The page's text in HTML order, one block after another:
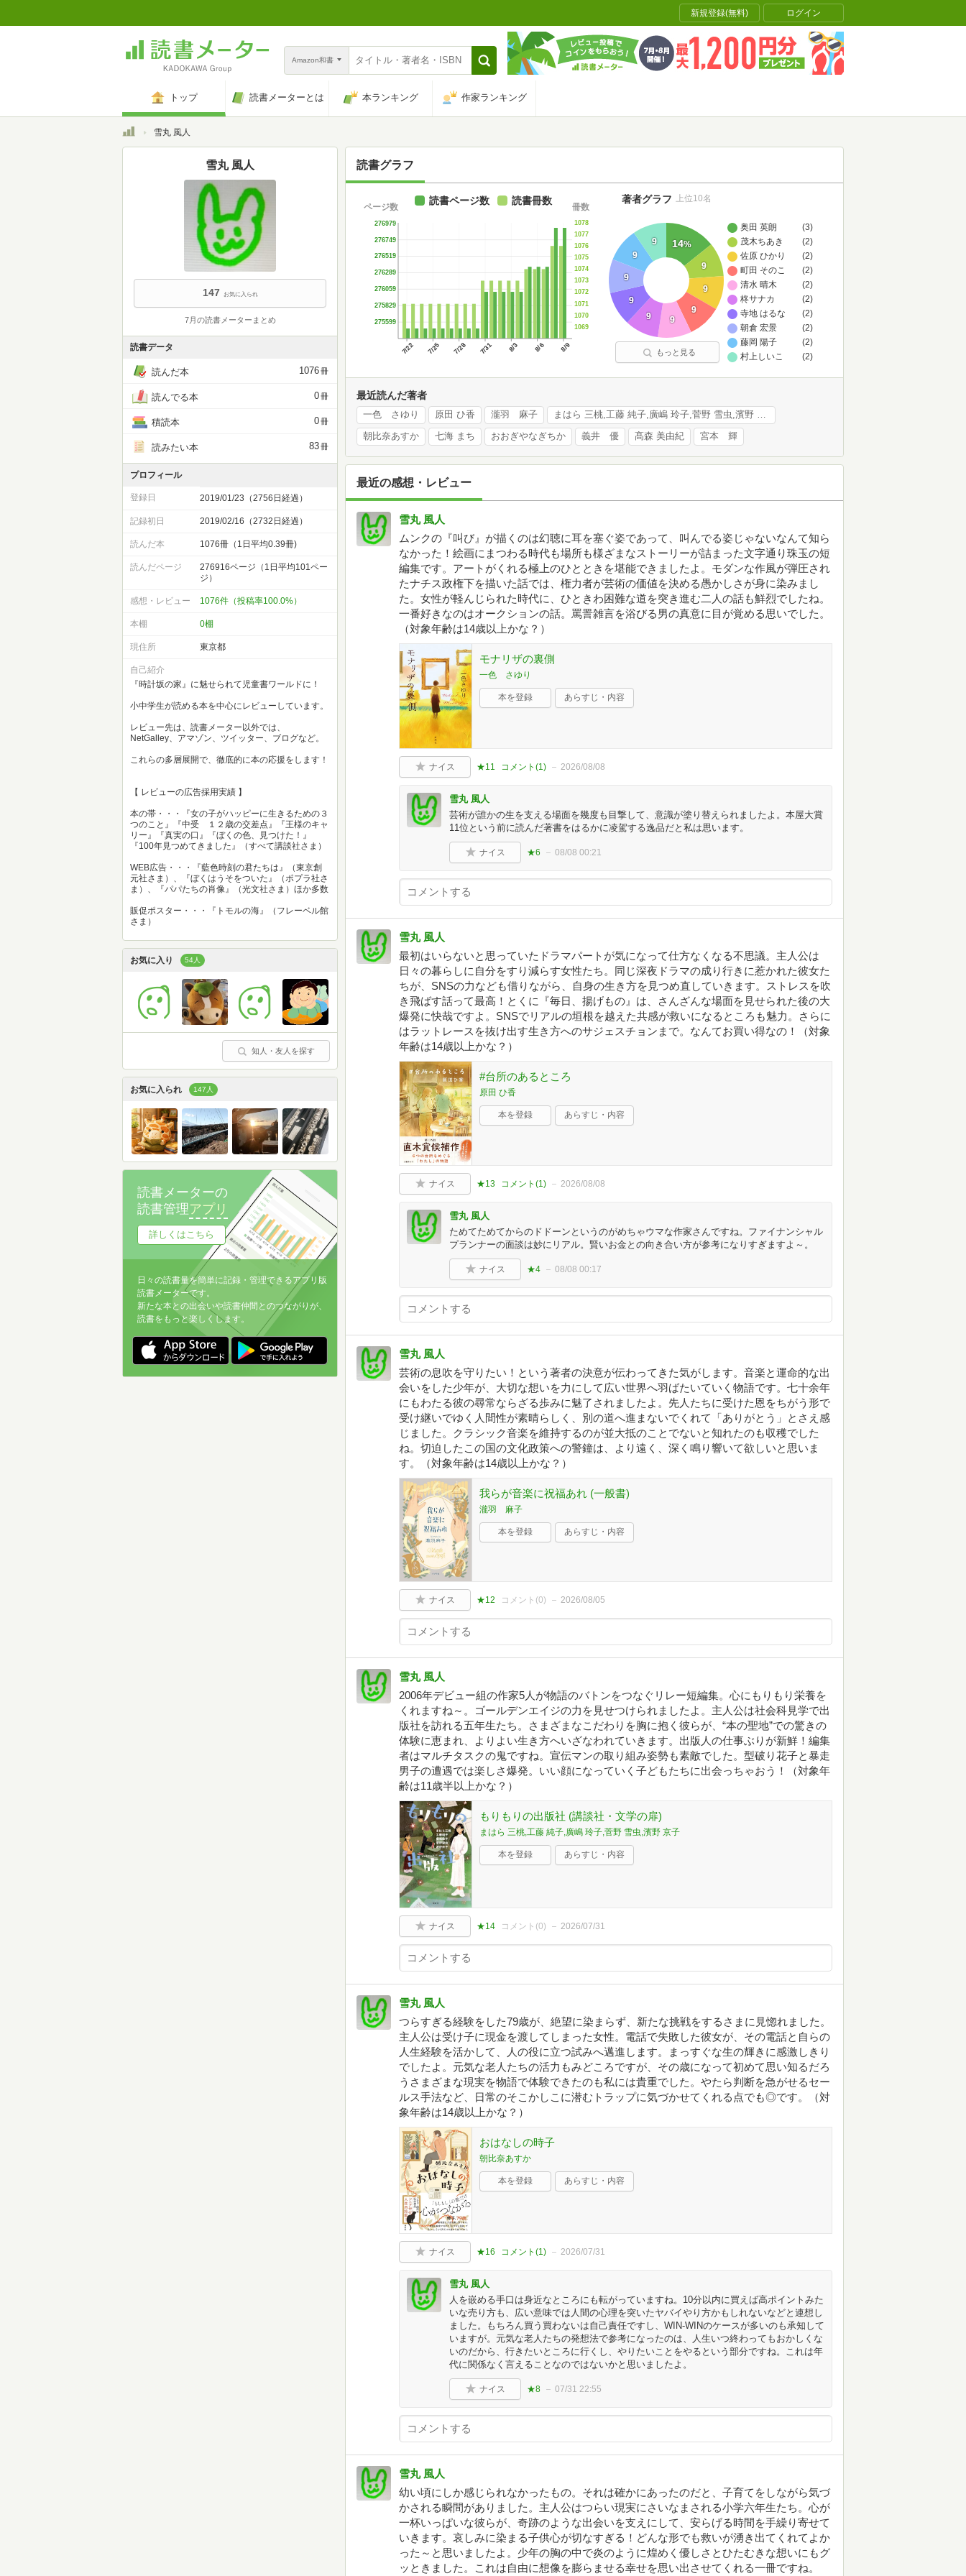
新規登録(無料) ログイン
Amazon和書
トップ 読書メーターとは 本ランキング 作家ランキング
トップ雪丸 風人
読書グラフ
7/22 7/25 7/28 7/31 8/3 8/6 8/9
275599
275829
276059
276289
276519
276749
276979
ページ数
1069
1070
1071
1072
1073
1074
1075
1076
1077
1078
冊数
読書ページ数 読書冊数
奥田 英朗
(3)
茂木ちあき
(2)
佐原 ひかり
(2)
町田 そのこ
(2)
清水 晴木
(2)
柊サナカ
(2)
寺地 はるな
(2)
朝倉 宏景
(2)
藤岡 陽子
(2)
村上しいこ
(2)
14%
9
9
9
9
9
9
9
9
9
著者グラフ 上位10名
もっと見る
最近読んだ著者
一色 さゆり 原田 ひ香 瀧羽 麻子 まはら 三桃,工藤 純子,廣嶋 玲子,菅野 雪虫,濱野 京子
朝比奈あすか 七海 まち おおぎやなぎちか 義井 優 髙森 美由紀 宮本 輝
最近の感想・レビュー
雪丸 風人
ムンクの『叫び』が描くのは幻聴に耳を塞ぐ姿であって、叫んでる姿じゃないなんて知ら
なかった！絵画にまつわる時代も場所も様ざまなストーリーが詰まった文字通り珠玉の短
編集です。アートがくれる極上のひとときを堪能できましたよ。モダンな作風が弾圧され
たナチス政権下を描いた話では、権力者が芸術の価値を決める愚かしさが身に染みまし
た。女性が軽んじられた時代に、ひときわ困難な道を突き進む二人の話も鮮烈でしたね。
一番好きなのはオークションの話。罵詈雑言を浴びる男の真意に目が覚める思いでした。
（対象年齢は14歳以上かな？）
モナリザの裏側
一色 さゆり
本を登録 あらすじ・内容
ナイス ★11 コメント(1) 2026/08/08
雪丸 風人
芸術が誰かの生を支える場面を幾度も目撃して、意識が塗り替えられましたよ。本屋大賞
11位という前に読んだ著書をはるかに凌駕する逸品だと私は思います。
ナイス ★6 08/08 00:21
雪丸 風人
最初はいらないと思っていたドラマパートが気になって仕方なくなる不思議。主人公は
日々の暮らしに自分をすり減らす女性たち。同じ深夜ドラマの成り行きに惹かれた彼女た
ちが、SNSの力なども借りながら、自身の生き方を見つめ直していきます。ストレスを吹
き飛ばす話って最高！とくに『毎日、揚げもの』は、さんざんな場面を見せられた後の大
爆発に快哉ですよ。SNSでリアルの垣根を越えた共感が救いになるところも魅力。さらに
はラットレースを抜け出す生き方へのサジェスチョンまで。なんてお買い得なの！（対象
年齢は14歳以上かな？）
#台所のあるところ
原田 ひ香
本を登録 あらすじ・内容
ナイス ★13 コメント(1) 2026/08/08
雪丸 風人
ためてためてからのドドーンというのがめちゃウマな作家さんですね。ファイナンシャル
プランナーの面談は妙にリアル。賢いお金との向き合い方が参考になりすぎますよ～。
ナイス ★4 08/08 00:17
雪丸 風人
芸術の息吹を守りたい！という著者の決意が伝わってきた気がします。音楽と運命的な出
会いをした少年が、大切な想いを力にして広い世界へ羽ばたいていく物語です。七十余年
にもわたる彼の尋常ならざる歩みに魅了されましたよ。先人たちに受けた恩をちがう形で
受け継いでゆく人間性が素晴らしく、別の道へ進まないでくれて「ありがとう」とさえ感
じました。クラシック音楽を維持するのが並大抵のことでないと知れたのも収穫でした
ね。切迫したこの国の文化政策への警鐘は、より遠く、深く鳴り響いて欲しいと思いま
す。（対象年齢は14歳以上かな？）
我らが音楽に祝福あれ (一般書)
瀧羽 麻子
本を登録 あらすじ・内容
ナイス ★12 コメント(0) 2026/08/05
雪丸 風人
2006年デビュー組の作家5人が物語のバトンをつなぐリレー短編集。心にもりもり栄養を
くれますね～。ゴールデンエイジの力を見せつけられましたよ。主人公は社会科見学で出
版社を訪れる五年生たち。さまざまなこだわりを胸に抱く彼らが、“本の聖地”での驚きの
体験に恵まれ、よりよい生き方へいざなわれていきます。出版人の仕事ぶりが新鮮！編集
者はマルチタスクの鬼ですね。宣伝マンの取り組み姿勢も素敵でした。型破り花子と暴走
男子の遭遇では楽しさ爆発。いい顔になっていく子どもたちに出会っちゃおう！（対象年
齢は11歳半以上かな？）
もりもりの出版社 (講談社・文学の扉)
まはら 三桃,工藤 純子,廣嶋 玲子,菅野 雪虫,濱野 京子
本を登録 あらすじ・内容
ナイス ★14 コメント(0) 2026/07/31
雪丸 風人
つらすぎる経験をした79歳が、絶望に染まらず、新たな挑戦をするさまに見惚れました。
主人公は受け子に現金を渡してしまった女性。電話で失敗した彼女が、その電話と自らの
人生経験を活かして、人の役に立つ試みへ邁進します。まっすぐな生の輝きに感激しきり
でしたよ。元気な老人たちの活力もみどころですが、その歳になって初めて思い知るだろ
うさまざまな現実を物語で体験できたのも私には貴重でした。やたら判断を急がせるセー
ルス手法など、日常のそこかしこに潜むトラップに気づかせてくれる点でも◎です。（対
象年齢は14歳以上かな？）
おはなしの時子
朝比奈あすか
本を登録 あらすじ・内容
ナイス ★16 コメント(1 ) 2026/07/31
雪丸 風人
人を嵌める手口は身近なところにも転がっていますね。10分以内に買えば高ポイントみた
いな売り方も、広い意味では人間の心理を突いたヤバイやり方かもしれないなどと連想し
ました。もちろん買う買わないは自己責任ですし、WIN-WINのケースが多いのも承知して
いますが。元気な老人たちの発想法で参考になったのは、人生いつ終わってもおかしくな
いのだから、行きたいところに行くし、やりたいことをやるという部分ですね。これは年
代に関係なく言えることなのではないかと思いましたよ。
ナイス ★8 07/31 22:55
雪丸 風人
幼い頃にしか感じられなかったもの。それは確かにあったのだと、子育てをしながら気づ
かされる瞬間がありました。主人公はつらい現実にさいなまされる小学六年生たち。心が
一杯いっぱいな彼らが、奇跡のような出会いを支えにして、安らげる時間を手繰り寄せて
いきます。哀しみに染まる子供心が切なすぎる！どんな形でも救いが湧き出てくれてよか
った～と思いましたよ。少年の胸の中で炎のように煌めく優しさとひたむきな想いにもグ
ッときました。これは自由に想像を膨らませる幸せを思い出させてくれる一冊ですね。
雪丸 風人
147 お気に入られ
7月の読書メーターまとめ
読書データ
読んだ本 1076冊
読んでる本 0冊
積読本 0冊
読みたい本 83冊
プロフィール
登録日 2019/01/23（2756日経過）
記録初日 2019/02/16（2732日経過）
読んだ本 1076冊（1日平均0.39冊)
読んだページ
276916ページ（1日平均101ペー
ジ）
感想・レビュー 1076件（投稿率100.0%）
本棚 0棚
現住所 東京都
自己紹介
『時計坂の家』に魅せられて児童書ワールドに！
小中学生が読める本を中心にレビューしています。
レビュー先は、読書メーター以外では、
NetGalley、アマゾン、ツイッター、ブログなど。
これらの多層展開で、徹底的に本の応援をします！
【 レビューの広告採用実績 】
本の帯・・・『女の子がハッピーに生きるための３
つのこと』『中受 １２歳の交差点』『王様のキャ
リー』『真実の口』『ぼくの色、見つけた！』
『100年見つめてきました』（すべて講談社さま）
WEB広告・・・『藍色時刻の君たちは』（東京創
元社さま）、『ぼくはうそをついた』（ポプラ社さ
ま）、『パパたちの肖像』（光文社さま）ほか多数
販促ポスター・・・『トモルの海』（フレーベル館
さま）
お気に入り 54人
知人・友人を探す
お気に入られ 147人
読書メーターの
読書管理アプリ
詳しくはこちら
日々の読書量を簡単に記録・管理できるアプリ版
読書メーターです。
新たな本との出会いや読書仲間とのつながりが、
読書をもっと楽しくします。